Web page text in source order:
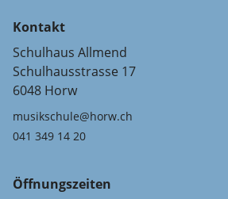
Kontakt
Schulhaus Allmend
Schulhausstrasse 17
6048 Horw
musikschule@horw.ch
041 349 14 20
Öffnungszeiten